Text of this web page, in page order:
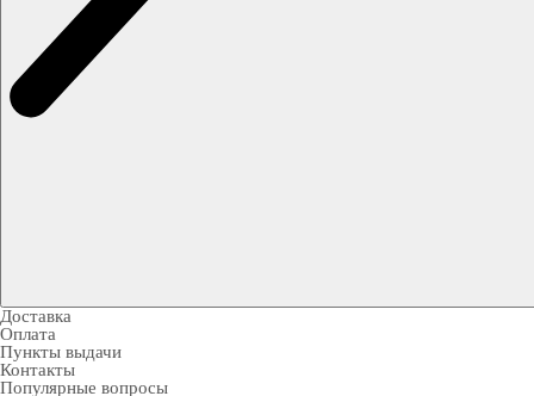
Доставка
Оплата
Пункты выдачи
Контакты
Популярные вопросы